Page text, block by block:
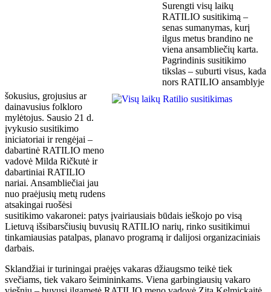
Surengti visų laikų
RATILIO susitikimą –
senas sumanymas, kurį
ilgus metus brandino ne
viena ansambliečių karta.
Pagrindinis susitikimo
tikslas – suburti visus, kada
nors RATILIO ansamblyje
šokusius, grojusius ar
dainavusius folkloro
mylėtojus. Sausio 21 d.
įvykusio susitikimo
iniciatoriai ir rengėjai –
dabartinė RATILIO meno
vadovė Milda Ričkutė ir
dabartiniai RATILIO
nariai. Ansambliečiai jau
nuo praėjusių metų rudens
atsakingai ruošėsi
susitikimo vakaronei: patys įvairiausiais būdais ieškojo po visą
Lietuvą išsibarsčiusių buvusių RATILIO narių, rinko susitikimui
tinkamiausias patalpas, planavo programą ir dalijosi organizaciniais
darbais.
Sklandžiai ir turiningai praėjęs vakaras džiaugsmo teikė tiek
svečiams, tiek vakaro šeimininkams. Viena garbingiausių vakaro